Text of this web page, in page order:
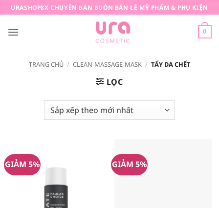
qua
nội
URASHOP8X CHUYÊN BÁN BUÔN BÁN LẺ MỸ PHẨM & PHỤ KIỆN
0
TRANG CHỦ / CLEAN-MASSAGE-MASK / TẨY DA CHẾT
LỌC
GIẢM 5% GIẢM 5%